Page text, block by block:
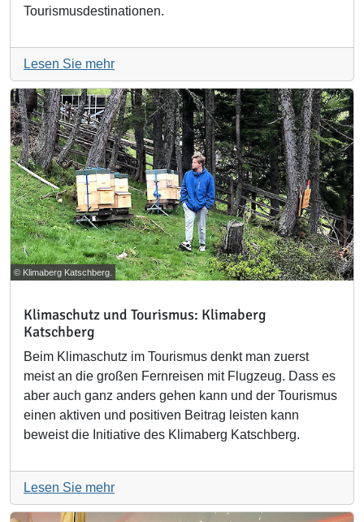
Tourismusdestinationen.
Lesen Sie mehr
© Klimaberg Katschberg.
Klimaschutz und Tourismus: Klimaberg
Katschberg
Beim Klimaschutz im Tourismus denkt man zuerst
meist an die großen Fernreisen mit Flugzeug. Dass es
aber auch ganz anders gehen kann und der Tourismus
einen aktiven und positiven Beitrag leisten kann
beweist die Initiative des Klimaberg Katschberg.
Lesen Sie mehr